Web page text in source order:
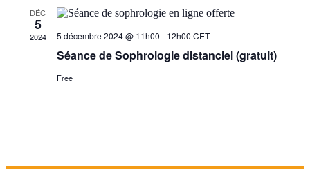
DÉC
5
2024 5 décembre 2024 @ 11h00 - 12h00 CET
Séance de Sophrologie distanciel (gratuit)
Free